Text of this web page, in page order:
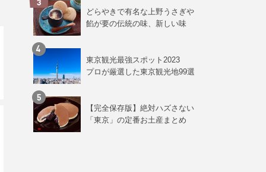
どらやきで有名な上野うさぎや
餡が要の伝統の味、新しい味
東京観光最強スポット2023
プロが厳選した東京観光地99選
【完全保存版】絶対ハズさない
「東京」の定番お土産まとめ